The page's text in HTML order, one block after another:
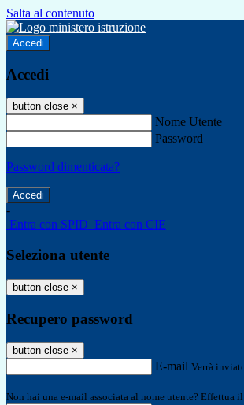
Salta al contenuto
Accedi
Accedi
button close ×
Nome Utente
Password
Password dimenticata?
-
Entra con SPID Entra con CIE
Seleziona utente
button close ×
Recupero password
button close ×
E-mail Verrà
Non hai una e-mail associata al nome utente? Effettua